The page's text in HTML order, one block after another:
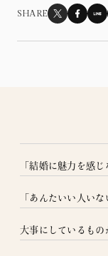
SHARE
「結婚に魅力を感じ
「あんたいい人いな
大事にしているもの